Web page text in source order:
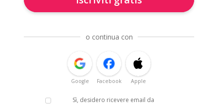
o continua con
Google Facebook Apple
Sì, desidero ricevere email da